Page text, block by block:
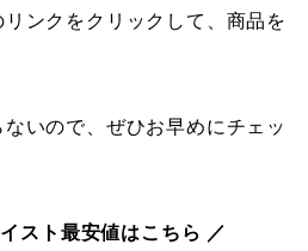
ンクをクリックして、商品を
いので、ぜひお早めにチェッ
スト最安値はこちら ／